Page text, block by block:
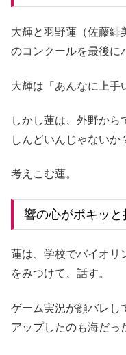
大輝と羽野蓮（佐藤緋
のコンクールを最後に
大輝は「あんなに上手
しかし蓮は、外野から
しんどいんじゃないか
考えこむ蓮。
響の心がポキッと
蓮は、学校でバイオリ
をみつけて、話す。
ゲーム実況が顔バレし
アップしたのも海だっ